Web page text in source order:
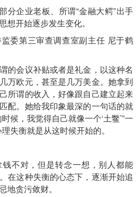
分企业老板、所谓“金融大鳄”出手
想开始逐步发生变化。
监委第三审查调查室副主任 尼于鹤
的会议补贴或者是礼金，以这种名
万欧元，甚至是几万美金。她拿到
所谓的收入，好像跟自己建立起来
配。她给我印象最深的一句话的就
候，我觉得自己就像一个‘土鳖’”一
失衡就是从这时候开始的。
不对，但是转念一想，别人都能
在这种失衡的心态下，逐渐开始追
地贪污敛财。